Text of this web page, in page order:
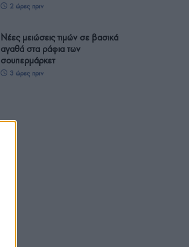
2 ώρες πριν
Νέες μειώσεις τιμών σε βασικά
αγαθά στα ράφια των
σουπερμάρκετ
3 ώρες πριν